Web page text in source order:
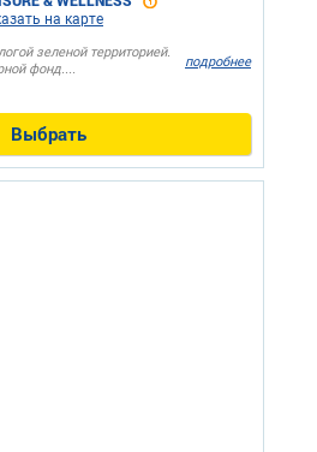
на карте
зеленой территорией.
фонд....
подробнее
Выбрать